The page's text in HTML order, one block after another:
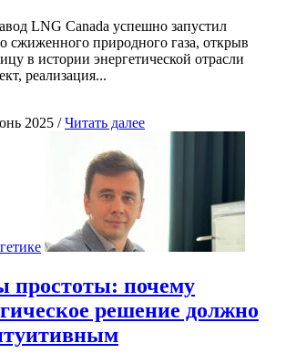
LNG Canada успешно запустил
сжиженного природного газа, открыв
в истории энергетической отрасли
реализация...
2025 /Читать далее
простоты: почему
решение должно